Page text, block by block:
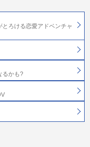
ろける恋愛アドベンチャ
るかも?